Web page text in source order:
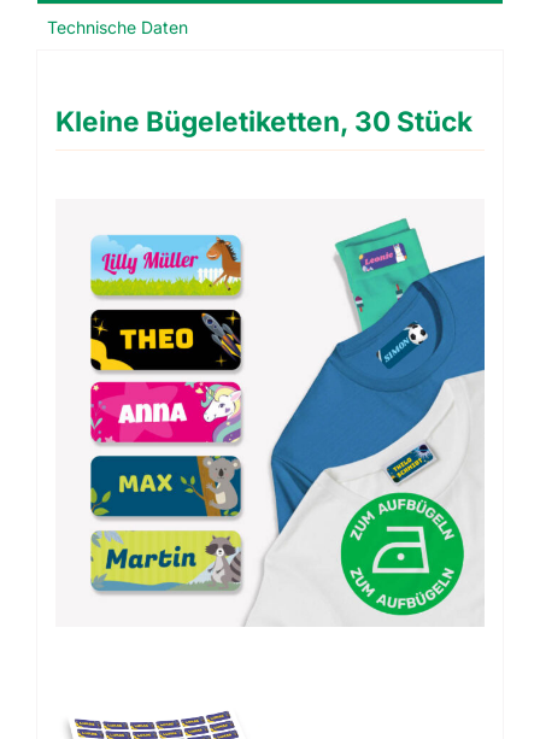
Technische Daten
Kleine Bügeletiketten, 30 Stück